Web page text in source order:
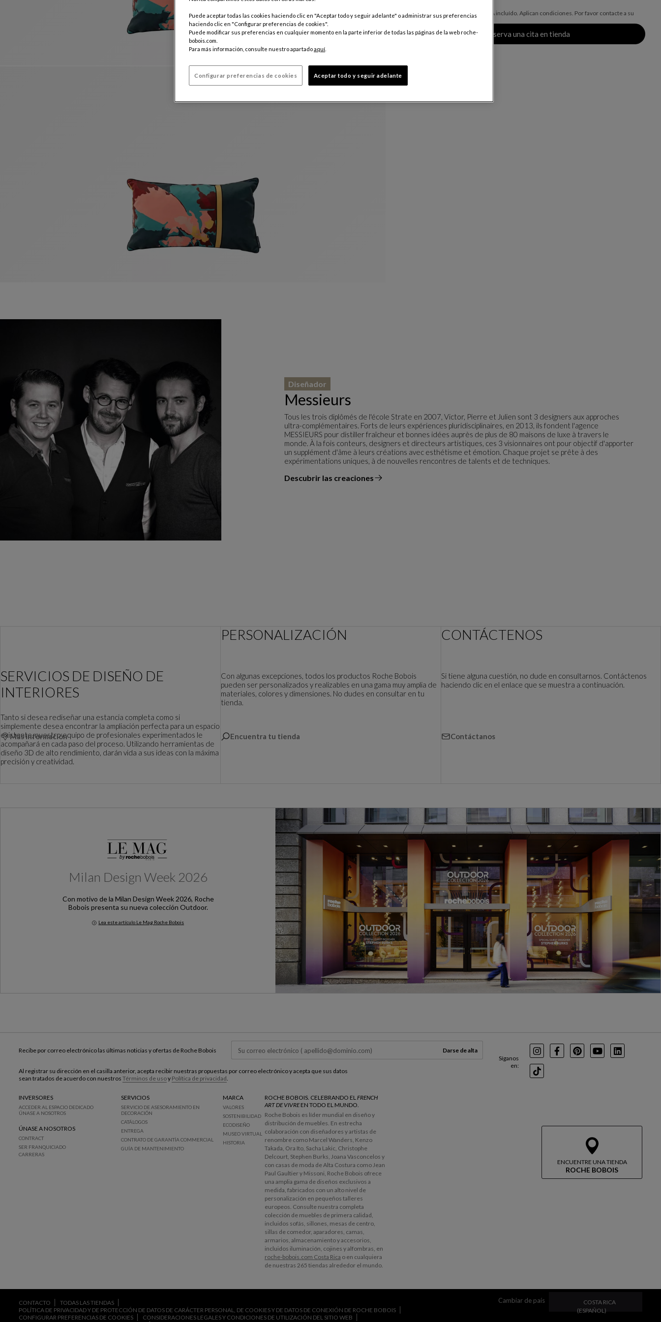
Precio válido para Costa Rica, IVA incluído. Aplican condiciones. Por favor contacte a su
tienda para mayor información
Reserva una cita en tienda
Messieurs
Diseñador
Tous les trois diplômés de l'école Strate en 2007, Victor, Pierre et Julien sont 3 designers aux approches
ultra-complémentaires. Forts de leurs expériences pluridisciplinaires, en 2013, ils fondent l'agence
MESSIEURS pour distiller fraîcheur et bonnes idées auprès de plus de 80 maisons de luxe à travers le
monde. À la fois conteurs, designers et directeurs artistiques, ces 3 visionnaires ont pour objectif d'apporter
un supplément d'âme à leurs créations avec esthétisme et émotion. Chaque projet se prête à des
expérimentations uniques, à de nouvelles rencontres de talents et de techniques.
Descubrir las creaciones
el diseñador
SERVICIOS DE DISEÑO DE
INTERIORES
Tanto si desea rediseñar una estancia completa como si
simplemente desea encontrar la ampliación perfecta para un espacio
existente, nuestro equipo de profesionales experimentados le
acompañará en cada paso del proceso. Utilizando herramientas de
diseño 3D de alto rendimiento, darán vida a sus ideas con la máxima
precisión y creatividad.
Más información
PERSONALIZACIÓN
Con algunas excepciones, todos los productos Roche Bobois
pueden ser personalizados y realizables en una gama muy amplia de
materiales, colores y dimensiones. No dudes en consultar en tu
tienda.
Encuentra tu tienda
CONTÁCTENOS
Si tiene alguna cuestión, no dude en consultarnos. Contáctenos
haciendo clic en el enlace que se muestra a continuación.
Contáctanos
Milan Design Week 2026
Con motivo de la Milan Design Week 2026, Roche
Bobois presenta su nueva colección Outdoor.
Lea este artículo Le Mag Roche Bobois
Milan Design Week 2026
ENCUENTRE UNA TIENDA
ROCHE BOBOIS
Síganos
en:
InstagramFacebookPinterest
YoutubeLinkedIn
TikTok
Recibe por correo electrónico las últimas noticias y ofertas de Roche Bobois Darse de alta
Al registrar su dirección en el casilla anterior, acepta recibir nuestras propuestas por correo electrónico y acepta que sus datos
sean tratados de acuerdo con nuestros Términos de usoy Política de privacidad.
INVERSORES
ACCEDER AL ESPACIO DEDICADO
ÚNASE A NOSOTROS
ÚNASE A NOSOTROS
CONTRACT
SER FRANQUICIADO
CARRERAS
SERVICIOS
SERVICIO DE ASESORAMIENTO EN
DECORACIÓN
CATÁLOGOS
ENTREGA
CONTRATO DE GARANTÍA COMMERCIAL
GUÍA DE MANTENIMIENTO
MARCA
VALORES
SOSTENIBILIDAD
ECODISEÑO
MUSEO VIRTUAL
HISTORIA
ROCHE BOBOIS. CELEBRANDO ELFRENCH
ART DE VIVREEN TODO EL MUNDO.
Roche Bobois es líder mundial en diseño y
distribución de muebles. En estrecha
colaboración con diseñadores y artistas de
renombre como Marcel Wanders, Kenzo
Takada, Ora Ito, Sacha Lakic, Christophe
Delcourt, Stephen Burks, Joana Vasconcelos y
con casas de moda de Alta Costura como Jean
Paul Gaultier y Missoni, Roche Bobois ofrece
una amplia gama de diseños exclusivos a
medida, fabricados con un alto nivel de
personalización en pequeños talleres
europeos. Consulte nuestra completa
colección de muebles de primera calidad,
incluidos sofás, sillones, mesas de centro,
sillas de comedor, aparadores, camas,
armarios, almacenamiento y accesorios,
incluidos iluminación, cojines y alfombras, en
roche-bobois.com Costa Rica o en cualquiera
de nuestras 265 tiendas alrededor el mundo.
CONTACTO
TODAS LAS TIENDAS
POLÍTICA DE PRIVACIDAD Y DE PROTECCIÓN DE DATOS DE CARÁCTER PERSONAL, DE COOKIES Y DE DATOS DE CONEXIÓN DE ROCHE BOBOIS
CONFIGURAR PREFERENCIAS DE COOKIES
CONSIDERACIONES LEGALES Y CONDICIONES DE UTILIZACIÓN DEL SITIO WEB
Cambiar de país CAMBIAR DE PAÍS
COSTA RICA
(ESPAÑOL)
Puede aceptar todas las cookies haciendo clic en "Aceptar todo y seguir adelante" o administrar sus preferencias
haciendo clic en "Configurar preferencias de cookies".
Puede modificar sus preferencias en cualquier momento en la parte inferior de todas las páginas de la web roche-
bobois.com.
Para más información, consulte nuestro apartado aquí
Configurar preferencias de cookies Aceptar todo y seguir adelante